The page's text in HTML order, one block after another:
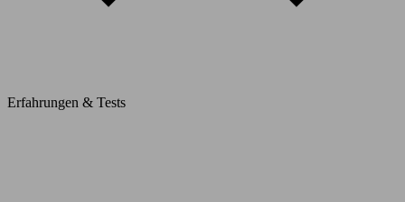
Erfahrungen & Tests